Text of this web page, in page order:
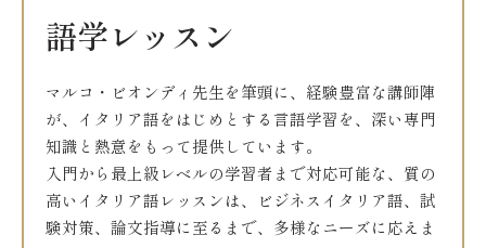
語学レッスン
マルコ・ビオンディ先生を筆頭に、経験豊富な講師陣
が、イタリア語をはじめとする言語学習を、深い専門
知識と熱意をもって提供しています。
入門から最上級レベルの学習者まで対応可能な、質の
高いイタリア語レッスンは、ビジネスイタリア語、試
験対策、論文指導に至るまで、多様なニーズに応えま